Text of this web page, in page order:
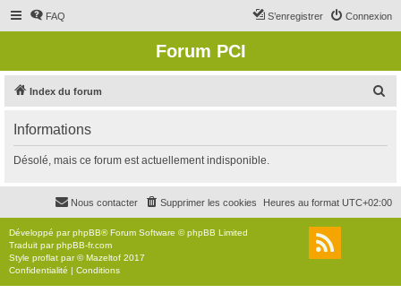
FAQ Connexion
S’enregistrer
Forum PCI
Index du forum
r
c
r
Informations
Désolé, mais ce forum est actuellement indisponible.
Heures au format UTC+02:00
Supprimer les cookies
Nous contacter
Développé parphpBB® Forum Software © phpBB Limited
Traduit parphpBB-fr.com
Style proflat par ©Mazeltof 2017
Confidentialité | Conditions